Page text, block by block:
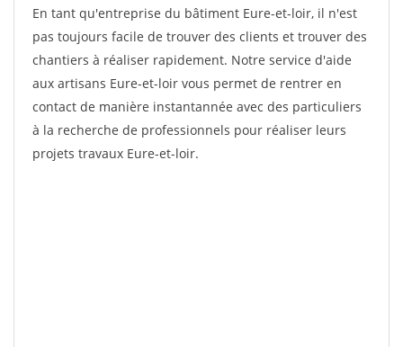
En tant qu'entreprise du bâtiment Eure-et-loir, il n'est
pas toujours facile de trouver des clients et trouver des
chantiers à réaliser rapidement. Notre service d'aide
aux artisans Eure-et-loir vous permet de rentrer en
contact de manière instantannée avec des particuliers
à la recherche de professionnels pour réaliser leurs
projets travaux Eure-et-loir.